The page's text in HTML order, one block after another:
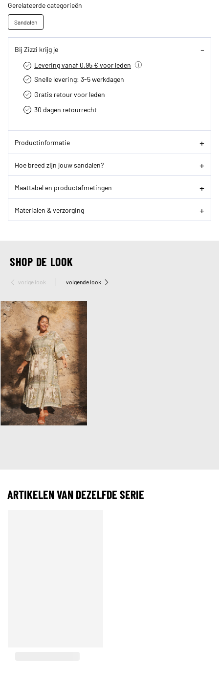
Gerelateerde categorieën
Sandalen
Bij Zizzi krijg je
Levering vanaf 0.95 € voor leden
Snelle levering: 3-5 werkdagen
Gratis retour voor leden
30 dagen retourrecht­
Productinformatie
Hoe breed zijn jouw sandalen?
Maattabel en productafmetingen
Materialen & verzorging
SHOP DE LOOK
vorige look volgende look
ARTIKELEN VAN DEZELFDE SERIE